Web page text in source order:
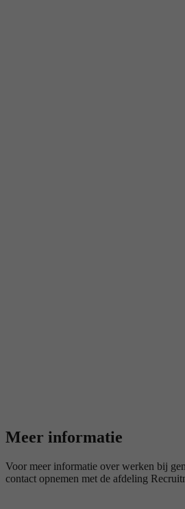
Meer informatie
Voor meer informatie over werken bij
contact opnemen met de afdeling